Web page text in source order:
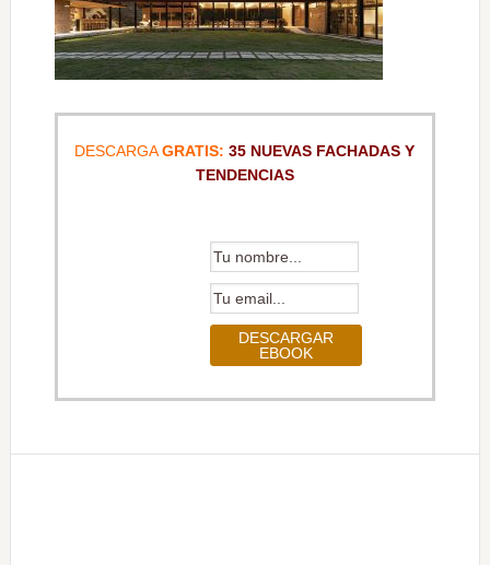
DESCARGAGRATIS: 35 NUEVAS FACHADAS Y
TENDENCIAS